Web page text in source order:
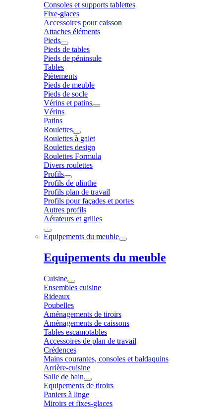
Consoles et supports tablettes
Fixe-glaces
Accessoires pour caisson
Attaches éléments
Pieds
Pieds de tables
Pieds de péninsule
Tables
Piètements
Pieds de meuble
Pieds de socle
Vérins et patins
Vérins
Patins
Roulettes
Roulettes à galet
Roulettes design
Roulettes Formula
Divers roulettes
Profils
Profils de plinthe
Profils plan de travail
Profils pour façades et portes
Autres profils
Aérateurs et grilles
Equipements du meuble
Equipements du meuble
Cuisine
Ensembles cuisine
Rideaux
Poubelles
Aménagements de tiroirs
Aménagements de caissons
Tables escamotables
Accessoires de plan de travail
Crédences
Mains courantes, consoles et baldaquins
Arrière-cuisine
Salle de bain
Equipements de tiroirs
Paniers à linge
Miroirs et fixes-glaces